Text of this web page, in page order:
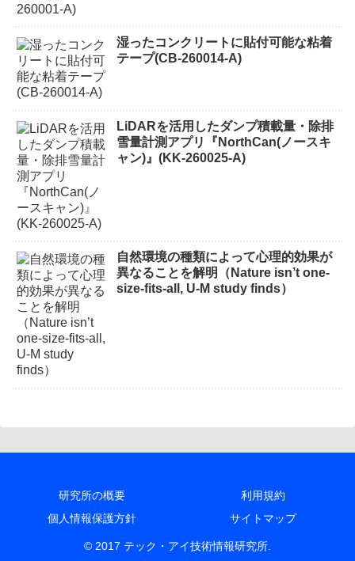
湿ったコンクリートに貼付可能な粘着
テープ(CB-260014-A)
LiDARを活用したダンプ積載量・除排
雪量計測アプリ『NorthCan(ノースキ
ャン)』(KK-260025-A)
自然環境の種類によって心理的効果が
異なることを解明（Nature isn’t one-
size-fits-all, U-M study finds）
研究所の概要
利用規約
個人情報保護方針
サイトマップ
© 2017 テック・アイ技術情報研究所.